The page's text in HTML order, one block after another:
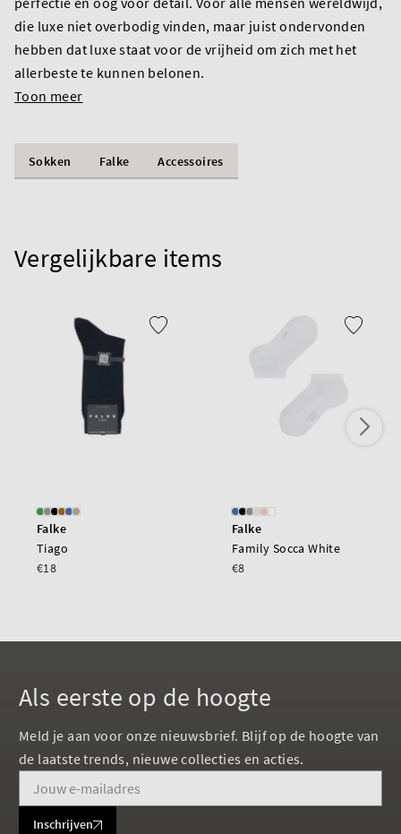
die luxe niet overbodig vinden, maar juist ondervonden
hebben dat luxe staat voor de vrijheid om zich met het
allerbeste te kunnen belonen.
Toon meer
Sokken Falke Accessoires
Vergelijkbare items
Falke
Tiago
€18
Falke
Family Socca White
€8
Als eerste op de hoogte
Meld je aan voor onze nieuwsbrief. Blijf op de hoogte van
de laatste trends, nieuwe collecties en acties.
Inschrijven